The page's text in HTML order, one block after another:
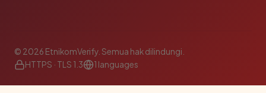
© 2026 EtnikomVerify. Semua hak dilindungi.
HTTPS · TLS 1.3
1 languages